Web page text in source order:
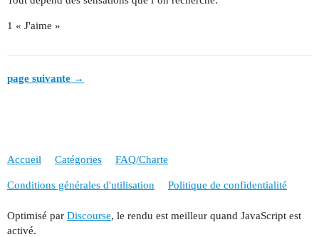
1 « J'aime »
page suivante →
Accueil Catégories FAQ/Charte
Conditions générales d'utilisation Politique de confidentialité
Optimisé par Discourse, le rendu est meilleur quand JavaScript est
activé.